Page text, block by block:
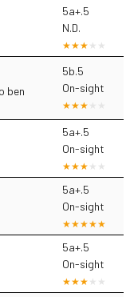
5a+.5
N.D.
ben
5b.5
On-sight
5a+.5
On-sight
5a+.5
On-sight
5a+.5
On-sight